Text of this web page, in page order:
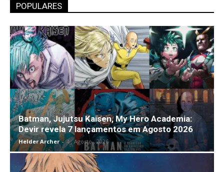
POPULARES
Batman, Jujutsu Kaisen, My Hero Academia:
Devir revela 7 lançamentos em Agosto 2026
Helder Archer - 4 , Agosto , 2026